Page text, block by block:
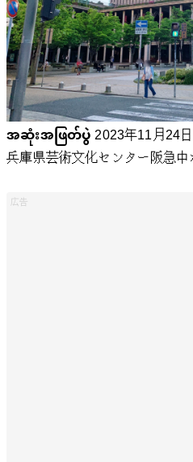
အဆုံးအဖြတ်ပွဲ2023年11月24
兵庫県芸術文化センター阪急